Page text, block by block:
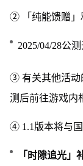
② 「纯能馈赠」
2025/04/28公
③ 有关其他活动
测后前往游戏内
④ 1.1版本将与国
「时隙追光」